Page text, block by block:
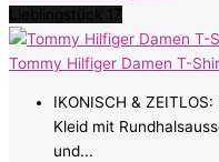
Tommy Hilfiger Damen T-
IKONISCH &
Kleid mit
und...